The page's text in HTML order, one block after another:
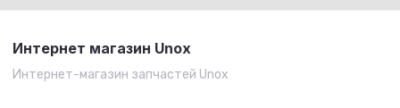
Интернет магазин Unox
Интернет-магазин запчастей Unox